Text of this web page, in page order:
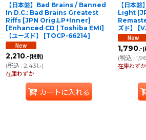
【日本盤】Bad Brains / Banned
In D.C.: Bad Brains Greatest
Riffs [JPN Orig.LP+Inner]
[Enhanced CD | Toshiba EMI]
【ユーズド】
[TOCP-66214]
2,210.-(税別)
(税込: 2,431.-)
在庫わずか
カートに入れる
【日本
Light
ズド】
[
1,790.-(
(税込:
在庫わずか